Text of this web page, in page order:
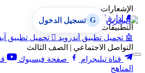
الإشعارات
🔔 إدارة الإشعارات
التطبيقات
🤖 تحميل تطبيق أندرويد  تحميل تطبيق
التواصل الاجتماعي | الصف الثالث
قناة تيليجرام
صفحة فيسبوك
المناهج
G تسجيل الدخول